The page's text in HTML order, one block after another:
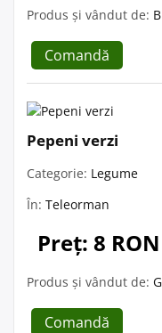
Produs și vândut de:
Comandă
Pepeni verzi
Categorie: Legume
În: Teleorman
Preț: 8 RON
Produs și vândut de:
Comandă